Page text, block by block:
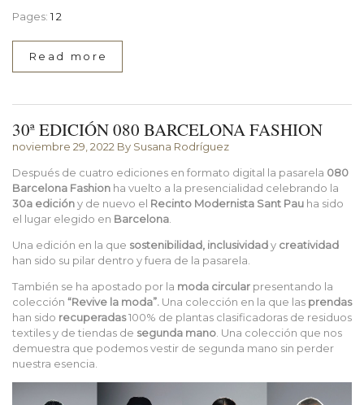
Pages: 1 2
Read more
30ª EDICIÓN 080 BARCELONA FASHION
noviembre 29, 2022 By Susana Rodríguez
Después de cuatro ediciones en formato digital la pasarela 080
Barcelona Fashion ha vuelto a la presencialidad celebrando la
30a edicióny de nuevo el Recinto Modernista Sant Pau ha sido
el lugar elegido en Barcelona
Una edición en la que sostenibilidad, inclusividady creatividad
han sido su pilar dentro y fuera de la pasarela.
También se ha apostado por la moda circular presentando la
colección “Revive la moda”. Una colección en la que las prendas
han sido recuperadas100% de plantas clasificadoras de residuos
textiles y de tiendas de segunda mano . Una colección que nos
demuestra que podemos vestir de segunda mano sin perder
nuestra esencia.